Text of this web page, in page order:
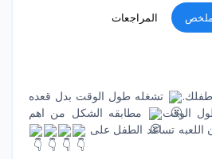
ملخص المراجعات
طفلك.
تشغله طول الوقت بدل قعده
الوقت
مطابقه الشكل من اهم
اللعبه تساعد الطفل على